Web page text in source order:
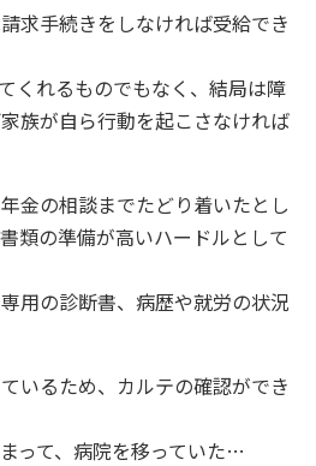
求手続きをしなければ受給でき
くれるものでもなく、結局は障
族が自ら行動を起こさなければ
金の相談までたどり着いたとし
類の準備が高いハードルとして
用の診断書、病歴や就労の状況
いるため、カルテの確認ができ
って、病院を移っていた…